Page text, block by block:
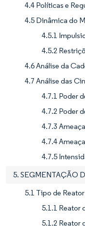
4.4 Políticas e
4.5 Dinâmica do
4.5.1
4.5.2
4.6 Análise da
4.7 Análise das
4.7.1 Poder
4.7.2 Poder
4.7.3
4.7.4
4.7.5
5. SEGMENTAÇÃO
5.1 Tipo de Reator
5.1.1 Reator
5.1.2 Reator